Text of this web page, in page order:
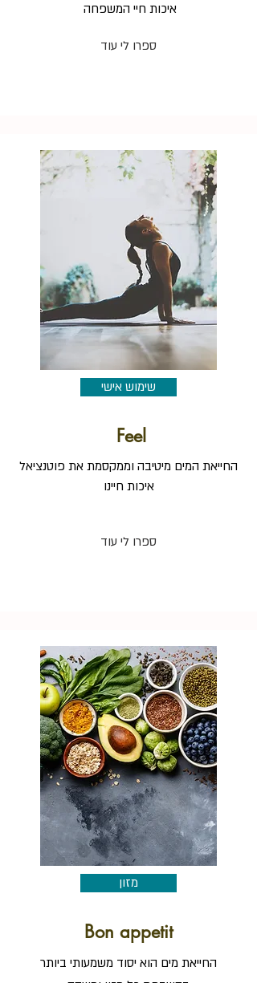
איכות חיי המשפחה
ספרו לי עוד
שימוש אישי
Feel
החייאת המים מיטיבה וממקסמת את פוטנציאל
איכות חיינו
ספרו לי עוד
מזון
Bon appetit
החייאת מים הוא יסוד משמעותי ביותר